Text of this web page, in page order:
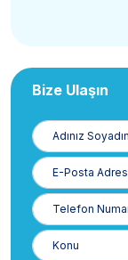
Bize Ulaşın
Adınız
Soyadınız
E-
Posta
Telefon
Numaranız